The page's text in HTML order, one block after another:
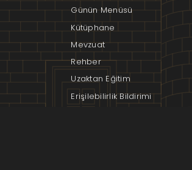
Günün Menüsü
Kütüphane
Mevzuat
Rehber
Uzaktan Eğitim
Erişilebilirlik Bildirimi